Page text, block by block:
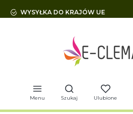
WYSYŁKA DO KRAJÓW UE
Menu
Otwórz wyszukiwarkę
Szukaj Ulubione